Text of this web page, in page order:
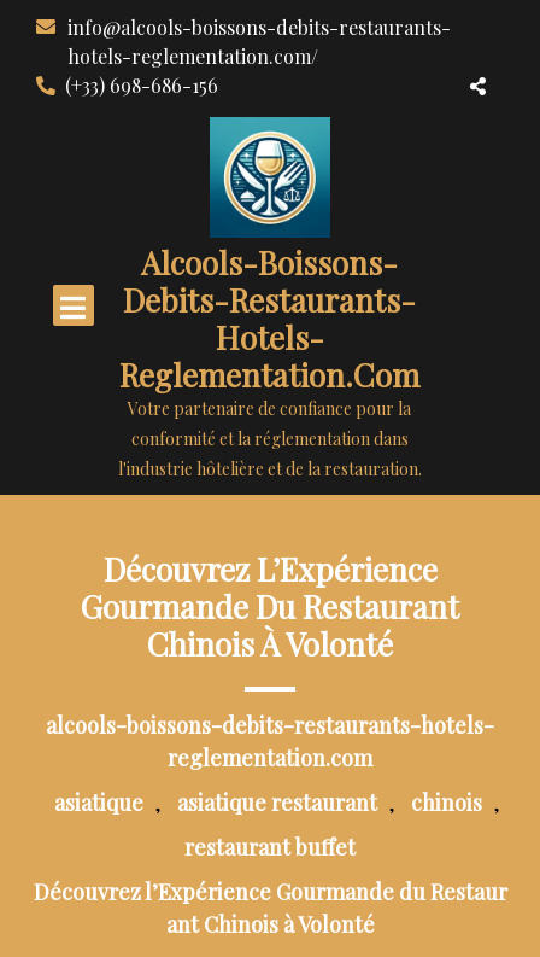
contenu
info@alcools-boissons-debits-restaurants-
hotels-reglementation.com/
(+33) 698-686-156
Alcools-Boissons-
Debits-Restaurants-
Hotels-
Reglementation.com
Votre partenaire de confiance pour la
conformité et la réglementation dans
l'industrie hôtelière et de la restauration.
Découvrez L’Expérience
Gourmande Du Restaurant
Chinois À Volonté
alcools-boissons-debits-restaurants-hotels-
reglementation.com
asiatique , asiatique restaurant , chinois ,
restaurant buffet
Découvrez l’Expérience Gourmande du Restaur
ant Chinois à Volonté